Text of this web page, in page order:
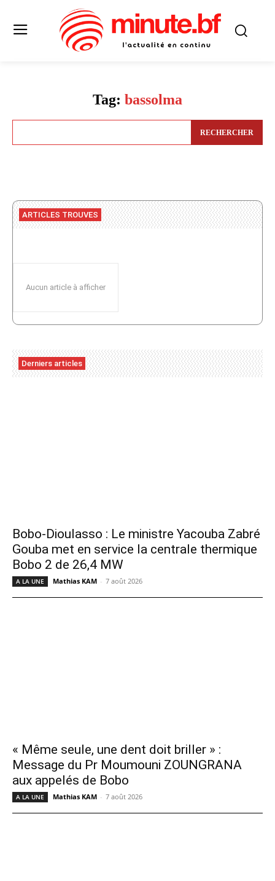
Tag: bassolma
RECHERCHER
ARTICLES TROUVES
Aucun article à afficher
Derniers articles
Bobo-Dioulasso : Le ministre Yacouba Zabré
Gouba met en service la centrale thermique
Bobo 2 de 26,4 MW
A LA UNE Mathias KAM - 7 août 2026
« Même seule, une dent doit briller » :
Message du Pr Moumouni ZOUNGRANA
aux appelés de Bobo
A LA UNE Mathias KAM - 7 août 2026